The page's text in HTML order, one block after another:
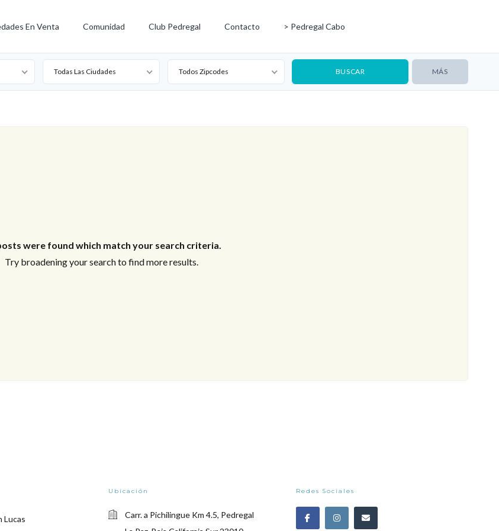
En Venta Comunidad Club Pedregal Contacto > Pedregal Cabo
Todas Las Ciudades Todos Zipcodes MÁS
were found which match your search criteria.
Try broadening your search to find more results.
Lucas
Ubicación
Carr. a Pichilingue Km 4.5, Pedregal
Redes Sociales